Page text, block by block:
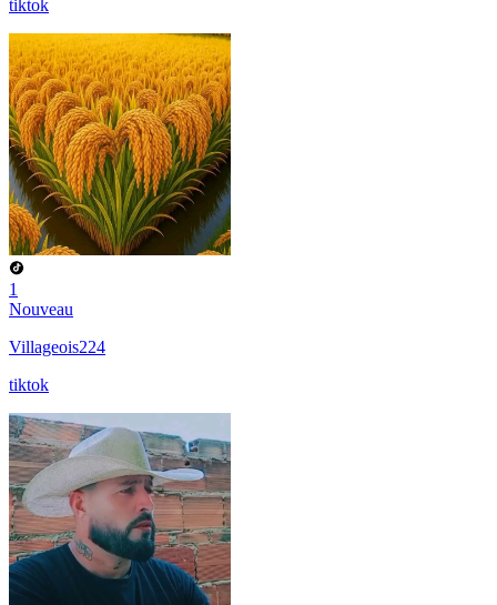
tiktok
1
Nouveau
Villageois224
tiktok